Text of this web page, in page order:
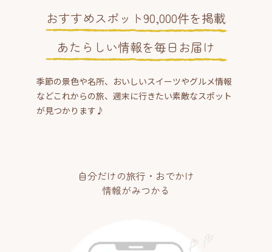
おすすめスポット90,000件を掲載
あたらしい情報を毎日お届け
季節の景色や名所、おいしいスイーツやグルメ情報
などこれからの旅、週末に行きたい素敵なスポット
が見つかります♪
自分だけの旅行・おでかけ
情報がみつかる